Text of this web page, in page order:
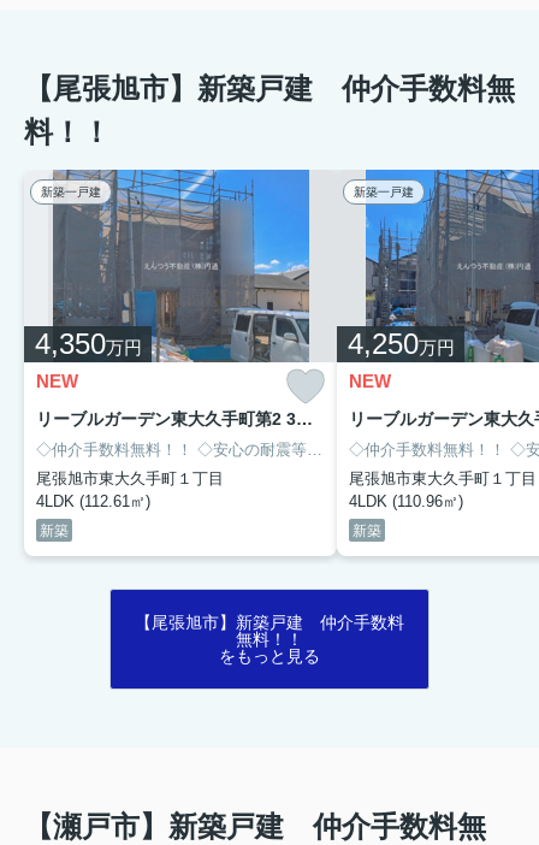
【尾張旭市】新築戸建 仲介手数料無
料！！
新築一戸建
4,350万円
NEW
リーブルガーデン東大久手町第2 3号棟
◇仲介手数料無料！！ ◇安心の耐震等級3取得！！
◇急な雨でも洗濯
尾張旭市東大久手町１丁目
4LDK (112.61㎡)
新築
新築一戸建
4,250万円
NEW
◇仲介手数料無料！！
◇安心
尾張旭市東大久手町１丁目
4LDK (110.96㎡)
新築
【尾張旭市】新築戸建 仲介手数料
無料！！
をもっと見る
【瀬戸市】新築戸建 仲介手数料無